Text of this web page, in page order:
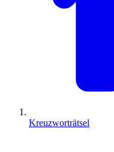
Kreuzworträtsel